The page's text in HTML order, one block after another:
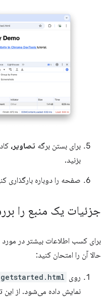
برای بستن برگه تصاویر،
بزنید.
صفحه را دوباره بارگذاری
جزئیات یک منبع را
برای کسب اطلاعات بیشتر در
حالا آن را امتحان کنید:
روی getstarted.html